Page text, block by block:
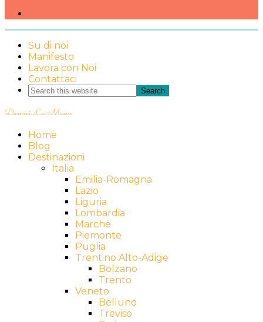
Su di noi
Manifesto
Lavora con Noi
Contattaci
Dammi La Mano
Home
Blog
Destinazioni
Italia
Emilia-Romagna
Lazio
Liguria
Lombardia
Marche
Piemonte
Puglia
Trentino Alto-Adige
Bolzano
Trento
Veneto
Belluno
Treviso